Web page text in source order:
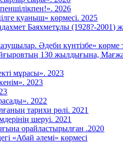
2026
қуаныш» көрмесі. 2025
Баяхметұлы (1928?-
Әдеби күнтізбе»
130 жылдығына,
мұрасы». 2023
2023
2022
тарихи рөлі. 2021
шеруі. 2021
орайластырылған .2020
«Абай әлемі» көрмесі